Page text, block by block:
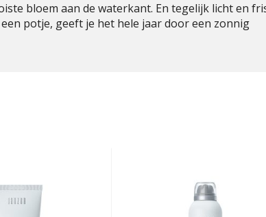
bloem aan de waterkant. En tegelijk licht en
potje, geeft je het hele jaar door een zonnig